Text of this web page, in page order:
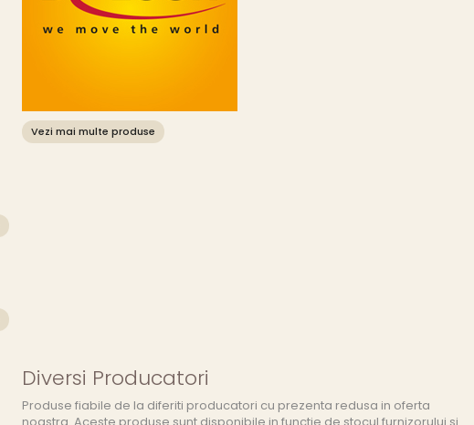
Vezi mai multe produse
Diversi Producatori
Produse fiabile de la diferiti producatori cu prezenta redusa in oferta